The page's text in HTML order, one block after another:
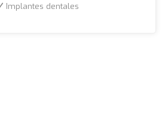
Implantes dentales